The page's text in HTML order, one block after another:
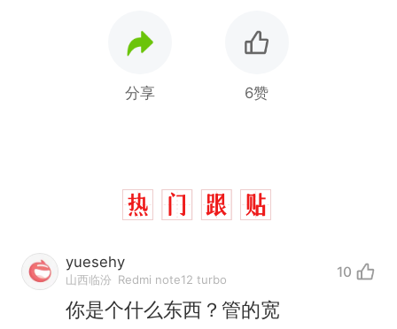
分享 6赞
yuesehy
山西临汾 Redmi note12 turbo 10
你是个什么东西？管的宽